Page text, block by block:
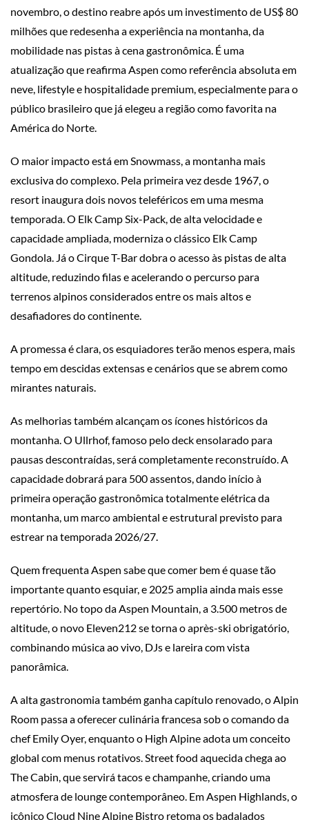
novembro, o destino reabre após um investimento de US$ 80
milhões que redesenha a experiência na montanha, da
mobilidade nas pistas à cena gastronômica. É uma
atualização que reafirma Aspen como referência absoluta em
neve, lifestyle e hospitalidade premium, especialmente para o
público brasileiro que já elegeu a região como favorita na
América do Norte.
O maior impacto está em Snowmass, a montanha mais
exclusiva do complexo. Pela primeira vez desde 1967, o
resort inaugura dois novos teleféricos em uma mesma
temporada. O Elk Camp Six-Pack, de alta velocidade e
capacidade ampliada, moderniza o clássico Elk Camp
Gondola. Já o Cirque T-Bar dobra o acesso às pistas de alta
altitude, reduzindo filas e acelerando o percurso para
terrenos alpinos considerados entre os mais altos e
desafiadores do continente.
A promessa é clara, os esquiadores terão menos espera, mais
tempo em descidas extensas e cenários que se abrem como
mirantes naturais.
As melhorias também alcançam os ícones históricos da
montanha. O Ullrhof, famoso pelo deck ensolarado para
pausas descontraídas, será completamente reconstruído. A
capacidade dobrará para 500 assentos, dando início à
primeira operação gastronômica totalmente elétrica da
montanha, um marco ambiental e estrutural previsto para
estrear na temporada 2026/27.
Quem frequenta Aspen sabe que comer bem é quase tão
importante quanto esquiar, e 2025 amplia ainda mais esse
repertório. No topo da Aspen Mountain, a 3.500 metros de
altitude, o novo Eleven212 se torna o après-ski obrigatório,
combinando música ao vivo, DJs e lareira com vista
panorâmica.
A alta gastronomia também ganha capítulo renovado, o Alpin
Room passa a oferecer culinária francesa sob o comando da
chef Emily Oyer, enquanto o High Alpine adota um conceito
global com menus rotativos. Street food aquecida chega ao
The Cabin, que servirá tacos e champanhe, criando uma
atmosfera de lounge contemporâneo. Em Aspen Highlands, o
icônico Cloud Nine Alpine Bistro retoma os badalados